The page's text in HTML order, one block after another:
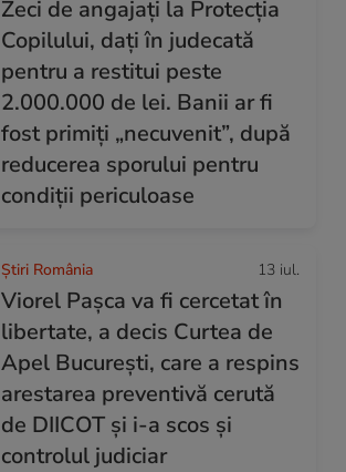
Zeci de angajați la Protecția
Copilului, dați în judecată
pentru a restitui peste
2.000.000 de lei. Banii ar fi
fost primiți „necuvenit”, după
reducerea sporului pentru
condiții periculoase
Știri România 13 iul.
Viorel Pașca va fi cercetat în
libertate, a decis Curtea de
Apel București, care a respins
arestarea preventivă cerută
de DIICOT și i-a scos și
controlul judiciar